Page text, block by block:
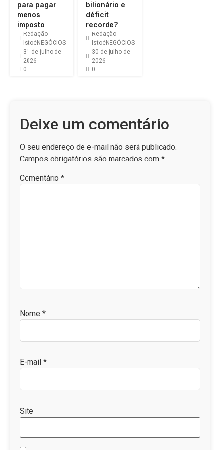
para pagar
menos
imposto
Redação -
IstoéNEGÓCIOS
31 de julho de
2026
0
bilionário e
déficit
recorde?
Redação -
IstoéNEGÓCIOS
30 de julho de
2026
0
Deixe um comentário
O seu endereço de e-mail não será publicado.
Campos obrigatórios são marcados com *
Comentário *
Nome *
E-mail *
Site